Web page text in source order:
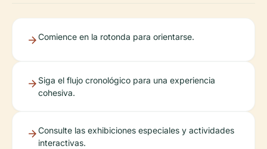
Comience en la rotonda para orientarse.
Siga el flujo cronológico para una experiencia
cohesiva.
Consulte las exhibiciones especiales y actividades
interactivas.